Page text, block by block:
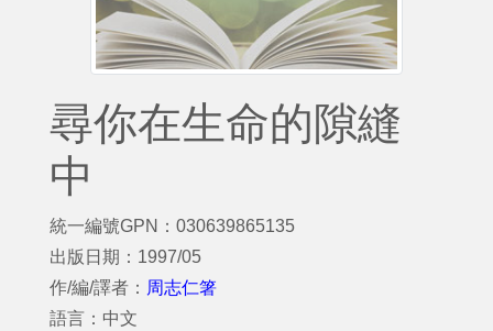
尋你在生命的隙縫
中
統一編號GPN：030639865135
出版日期：1997/05
作/編/譯者： 周志仁箸
語言：中文